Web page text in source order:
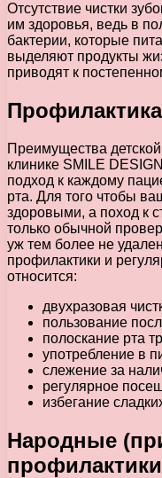
Отсутствие чистки
им здоровья, ведь в
бактерии, которые
выделяют продукты
приводят к
Преимущества
клинике SMILE
подход к каждому
рта. Для того чтобы
здоровыми, а поход к
только обычной
уж тем более не
профилактики и
относится:
двухразовая
пользование
полоскание рта
употребление в
слежение за
регулярное
избегание
Народные
профилактики